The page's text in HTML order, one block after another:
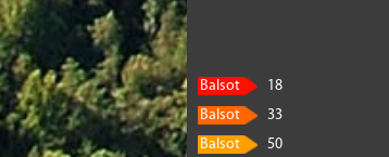
Balsot
18
Balsot
33
Balsot
50